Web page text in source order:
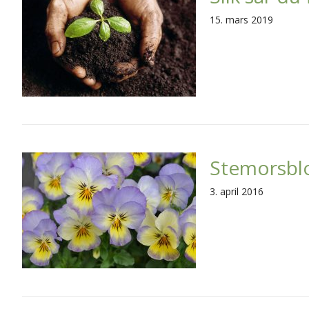
15. mars 2019
3. april 2016